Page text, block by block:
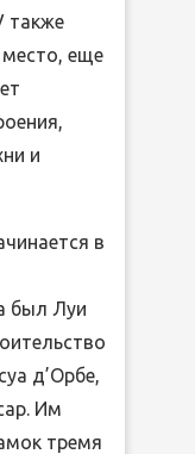
также
еще
и
в
был Луи
д’Орбе,
Им
тремя